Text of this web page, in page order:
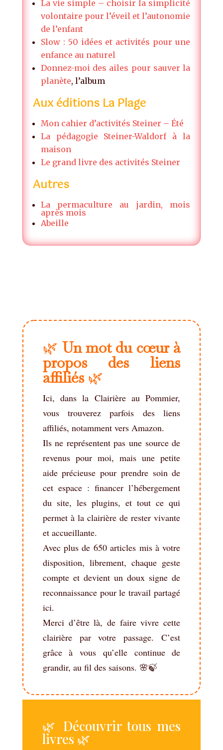
La vie simple – choisir la simplicité
volontaire pour l’éveil et l’autonomie
de l’enfant
Slow : 50 idées et activités pour une
enfance au naturel
Donnez-moi des ailes pour sauver la
planète, l’album
Aux éditions La Plage
Mon cahier d’activités Steiner – Été
La pédagogie Steiner-Waldorf à la
maison
Le grand livre des activités Steiner
Autres
La permaculture au jardin, mois
après mois
Abeille
🌿 Un mot du cœur à
propos des liens
affiliés🌿
Ici, dans la Clairière au Pommier,
vous trouverez parfois des liens
affiliés, notamment vers Amazon.
Ils ne représentent pas une source de
revenus pour moi, mais une petite
aide précieuse pour prendre soin de
cet espace : financer l’hébergement
du site, les plugins, et tout ce qui
permet à la clairière de rester vivante
et accueillante.
Avec plus de 650 articles mis à votre
disposition, librement, chaque geste
compte et devient un doux signe de
reconnaissance pour le travail partagé
ici.
Merci d’être là, de faire vivre cette
clairière par votre passage. C’est
grâce à vous qu’elle continue de
grandir, au fil des saisons. 🌸🍃
🌿 Découvrir tous mes
livres 🌿